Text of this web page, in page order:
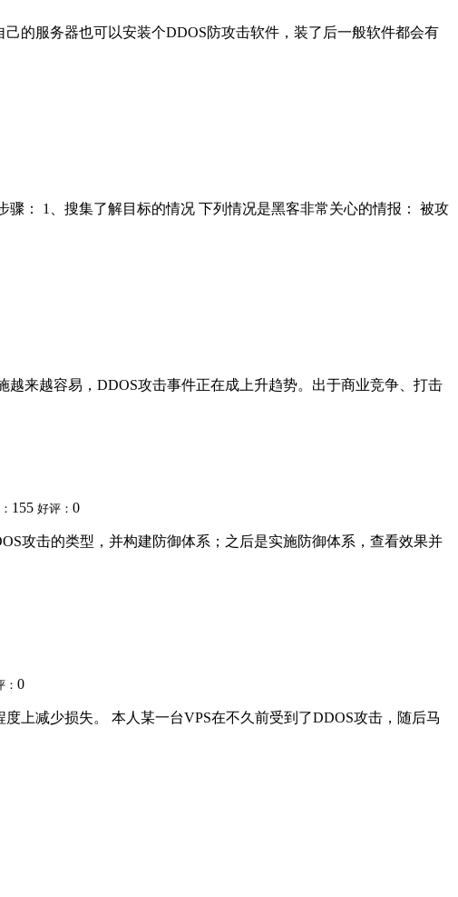
的服务器也可以安装个DDOS防攻击软件，装了后一般软件都会有
： 1、搜集了解目标的情况 下列情况是黑客非常关心的情报： 被攻
越来越容易，DDOS攻击事件正在成上升趋势。出于商业竞争、打击
155 好评： 0
攻击的类型，并构建防御体系；之后是实施防御体系，查看效果并
： 0
上减少损失。 本人某一台VPS在不久前受到了DDOS攻击，随后马